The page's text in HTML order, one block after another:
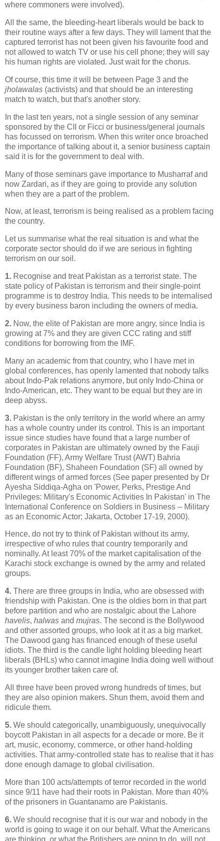
where commoners were involved).
All the same, the bleeding-heart liberals would be back to
their routine ways after a few days. They will lament that the
captured terrorist has not been given his favourite food and
not allowed to watch TV or use his cell phone; they will say
his human rights are violated. Just wait for the chorus.
Of course, this time it will be between Page 3 and the
jholawalas (activists) and that should be an interesting
match to watch, but that's another story.
In the last ten years, not a single session of any seminar
sponsored by the CII or Ficci or business/general journals
has focussed on terrorism. When this writer once broached
the importance of talking about it, a senior business captain
said it is for the government to deal with.
Many of those seminars gave importance to Musharraf and
now Zardari, as if they are going to provide any solution
when they are a part of the problem.
Now, at least, terrorism is being realised as a problem facing
the country.
Let us summarise what the real situation is and what the
corporate sector should do if we are serious in fighting
terrorism on our soil.
1. Recognise and treat Pakistan as a terrorist state. The
state policy of Pakistan is terrorism and their single-point
programme is to destroy India. This needs to be internalised
by every business baron including the owners of media.
2. Now, the elite of Pakistan are more angry, since India is
growing at 7% and they are given CCC rating and stiff
conditions for borrowing from the IMF.
Many an academic from that country, who I have met in
global conferences, has openly lamented that nobody talks
about Indo-Pak relations anymore, but only Indo-China or
Indo-American, etc. They want to be equal but they are in
deep abyss.
3. Pakistan is the only territory in the world where an army
has a whole country under its control. This is an important
issue since studies have found that a large number of
corporates in Pakistan are ultimately owned by the Fauji
Foundation (FF), Army Welfare Trust (AWT) Bahria
Foundation (BF), Shaheen Foundation (SF) all owned by
different wings of armed forces (See paper presented by Dr
Ayesha Siddiqa-Agha on 'Power, Perks, Prestige And
Privileges: Military's Economic Activities In Pakistan' in The
International Conference on Soldiers in Business -- Military
as an Economic Actor; Jakarta, October 17-19, 2000).
Hence, do not try to think of Pakistan without its army,
irrespective of who rules that country temporarily and
nominally. At least 70% of the market capitalisation of the
Karachi stock exchange is owned by the army and related
groups.
4. There are three groups in India, who are obsessed with
friendship with Pakistan. One is the oldies born in that part
before partition and who are nostalgic about the Lahore
havelis, halwas and mujras. The second is the Bollywood
and other assorted groups, who look at it as a big market.
The Dawood gang has financed enough of these useful
idiots. The third is the candle light holding bleeding heart
liberals (BHLs) who cannot imagine India doing well without
its younger brother taken care of.
All three have been proved wrong hundreds of times, but
they are also opinion makers. Shun them, avoid them and
ridicule them.
5. We should categorically, unambiguously, unequivocally
boycott Pakistan in all aspects for a decade or more. Be it
art, music, economy, commerce, or other hand-holding
activities. That army-controlled state has to realise that it has
done enough damage to global civilisation.
More than 100 acts/attempts of terror recorded in the world
since 9/11 have had their roots in Pakistan. More than 40%
of the prisoners in Guantanamo are Pakistanis.
6. We should recognise that it is our war and nobody in the
world is going to wage it on our behalf. What the Americans
are thinking, or what the Britishers are going to do, will not